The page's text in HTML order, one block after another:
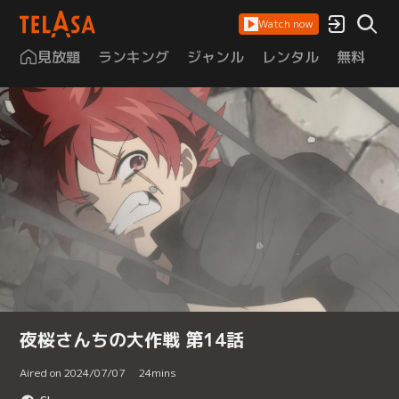
Watch now
見放題 ランキング ジャンル レンタル 無料
夜桜さんちの大作戦 第14話
Aired on 2024/07/07 24mins